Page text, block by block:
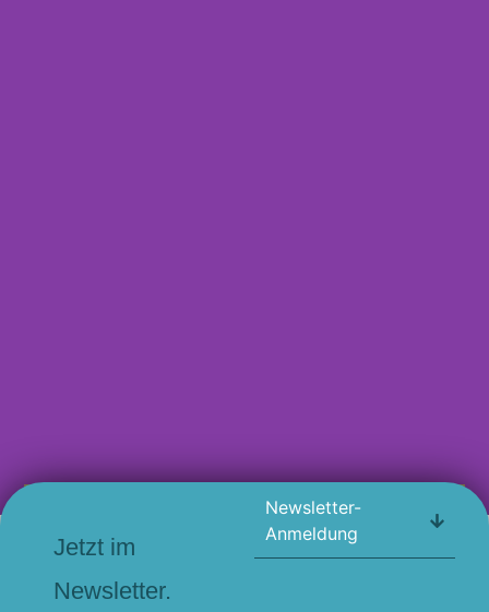
ALLE PRINT-PROJEKTE
Jetzt im
Newsletter.
Newsletter-
Anmeldung